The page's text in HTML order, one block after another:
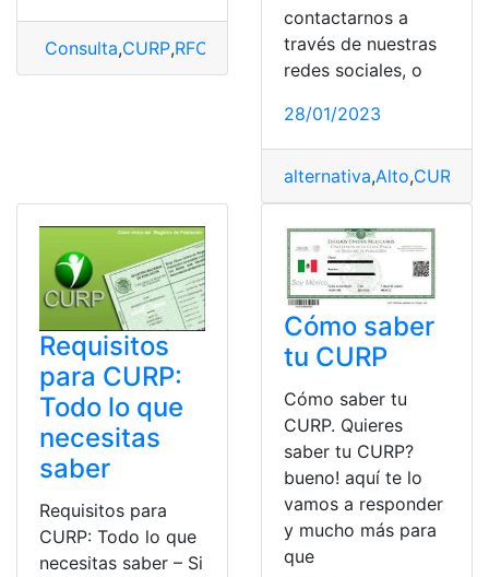
Consulta,CURP,RFC
contactarnos a
través de nuestras
redes sociales, o
28/01/2023
alternativa,Alto,CURP
Requisitos
para CURP:
Todo lo que
necesitas
saber
Requisitos para
CURP: Todo lo que
necesitas saber – Si
Cómo saber
tu CURP
Cómo saber tu
CURP. Quieres
saber tu CURP?
bueno! aquí te lo
vamos a responder
y mucho más para
que